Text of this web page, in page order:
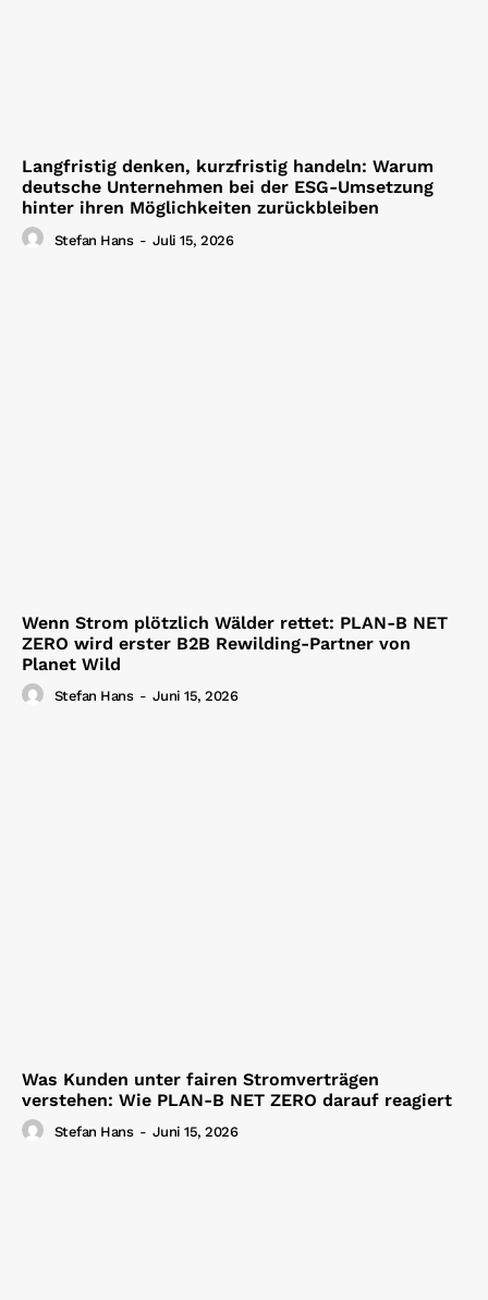
Langfristig denken, kurzfristig handeln: Warum
deutsche Unternehmen bei der ESG-Umsetzung
hinter ihren Möglichkeiten zurückbleiben
Stefan Hans - Juli 15, 2026
Wenn Strom plötzlich Wälder rettet: PLAN-B NET
ZERO wird erster B2B Rewilding-Partner von
Planet Wild
Stefan Hans - Juni 15, 2026
Was Kunden unter fairen Stromverträgen
verstehen: Wie PLAN-B NET ZERO darauf reagiert
Stefan Hans - Juni 15, 2026